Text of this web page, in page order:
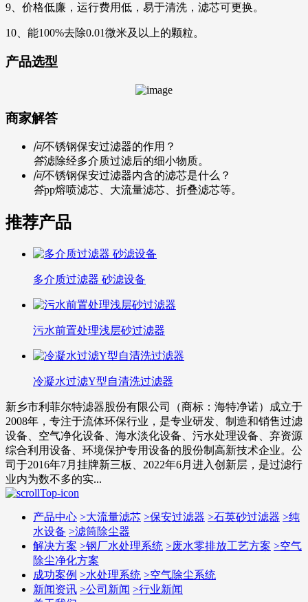
9、价格低廉，运行费用低，易于清洗，滤芯可更换。
10、能100%去除0.01微米及以上的颗粒。
产品选型
商家解答
问不锈钢保安过滤器的作用？
答滤除经多介质过滤后的细小物质。
问不锈钢保安过滤器内含的滤芯是什么？
答pp熔喷滤芯、大流量滤芯、折叠滤芯等。
推荐产品
多介质过滤器 砂滤设备
污水前置处理浅层砂过滤器
冷凝水过滤Y型自清洗过滤器
新乡市利菲尔特滤器股份有限公司（商标：海特净诺）成立于
2008年，专注于流体环保行业，是专业研发、制造和销售过滤
设备、空气净化设备、海水淡化设备、污水处理设备、弃资源
综合利用设备、环境保护专用设备的股份制高新技术企业。公
司于2016年7月挂牌新三板、2022年6月进入创新层，是过滤行
业内为数不多的实...
产品中心 >大流量滤芯 >保安过滤器 >石英砂过滤器 >纯
水设备 >滤筒除尘器
解决方案 >钢厂水处理系统 >废水零排放工艺方案 >空气
除尘净化方案
成功案例 >水处理系统 >空气除尘系统
新闻资讯 >公司新闻 >行业新闻